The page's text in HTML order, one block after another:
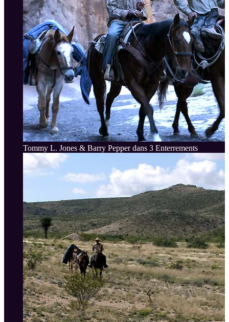
Tommy L. Jones & Barry Pepper dans 3 Enterrements